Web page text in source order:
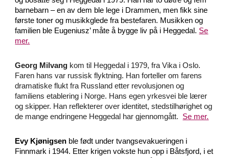
barnebarn – en av dem ble lege i Drammen, men fikk sine
første toner og musikkglede fra bestefaren. Musikken og
familien ble Eugeniusz’ måte å bygge liv på i Heggedal. Se
mer.
Georg Milvang kom til Heggedal i 1979, fraVika i Oslo.
Faren hans var russisk flyktning. Han forteller om farens
dramatiske flukt fra Russland etter revolusjonen og
familiens etablering i Norge. Hans egen yrkesvei ble lærer
og skipper. Han reflekterer over identitet, stedstilhørighet og
de mange endringene Heggedal har gjennomgått.
Se mer.
Evy Kjønigsen ble født under tvangsevakueringen i
Finnmark i 1944. Etter krigen vokste hun opp i Båtsfjord, i et